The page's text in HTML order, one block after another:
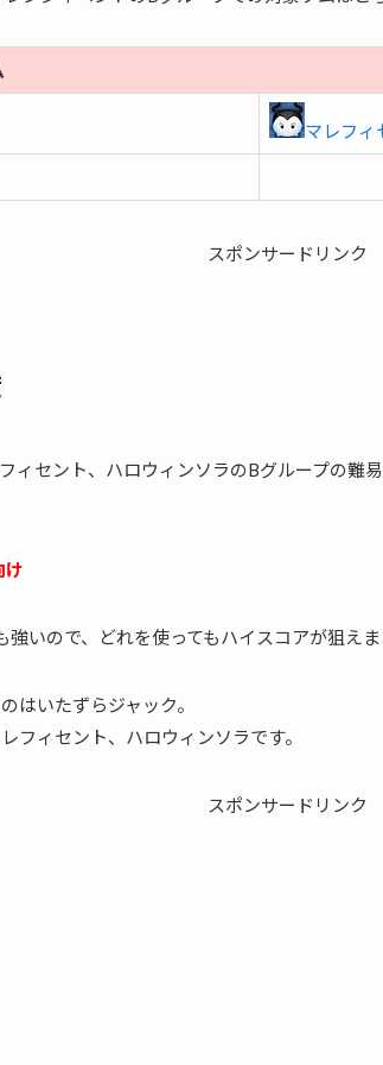
マレフィ
スポンサードリンク
ィセント、ハロウィンソラのBグループの難
け
いので、どれを使ってもハイスコアが狙えま
はいたずらジャック。
フィセント、ハロウィンソラです。
スポンサードリンク